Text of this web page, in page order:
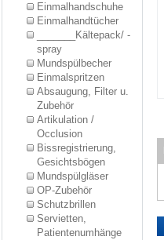
Einmalhandschuhe
Einmalhandtücher
_______Kältepack/ -
spray
Mundspülbecher
Einmalspritzen
Absaugung, Filter u.
Zubehör
Artikulation /
Occlusion
Bissregistrierung,
Gesichtsbögen
Mundspülgläser
OP-Zubehör
Schutzbrillen
Servietten,
Patientenumhänge